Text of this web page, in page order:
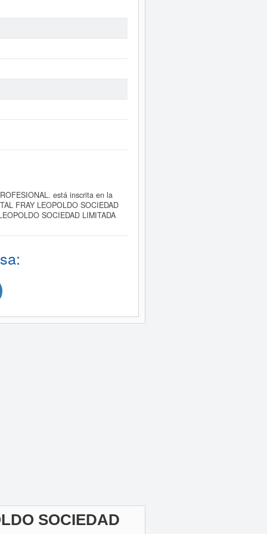
está inscrita en la
FRAY LEOPOLDO SOCIEDAD
SOCIEDAD LIMITADA
SOCIEDAD